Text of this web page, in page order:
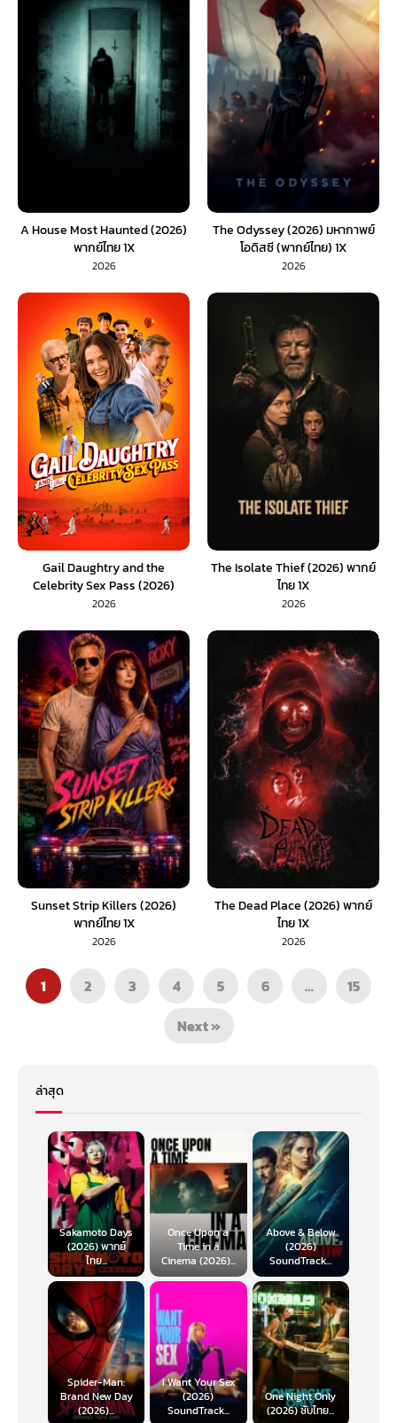
A House Most Haunted (2026)
พากย์ไทย 1X
2026
The Odyssey (2026) มหากาพย์
โอดิสซี (พากย์ไทย) 1X
2026
Gail Daughtry and the
Celebrity Sex Pass (2026)
พากย์ไทย 1X
2026
The Isolate Thief (2026) พากย์
ไทย 1X
2026
Sunset Strip Killers (2026)
พากย์ไทย 1X
2026
The Dead Place (2026) พากย์
ไทย 1X
2026
1 2 3 4 5 6 …
15
Next »
ล่าสุด
Sakamoto Days
(2026) พากย์
ไทย...
Once Upon a
Time in a
Cinema (2026)...
Above & Below
(2026)
SoundTrack...
Spider-Man:
Brand New Day
(2026)...
I Want Your Sex
(2026)
SoundTrack...
One Night Only
(2026) ซับไทย...